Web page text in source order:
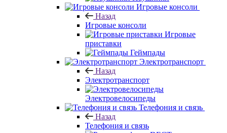
Игровые консоли
Назад
Игровые консоли
Игровые
приставки
Геймпады
Электротранспорт
Назад
Электротранспорт
Электровелосипеды
Телефония и связь
Назад
Телефония и связь